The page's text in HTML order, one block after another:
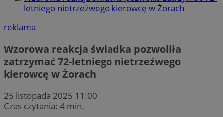
letniego nietrzeźwego kierowcę w Żorach
reklama
Wzorowa reakcja świadka pozwoliła
zatrzymać 72-letniego nietrzeźwego
kierowcę w Żorach
25 listopada 2025 11:00
Czas czytania: 4 min.